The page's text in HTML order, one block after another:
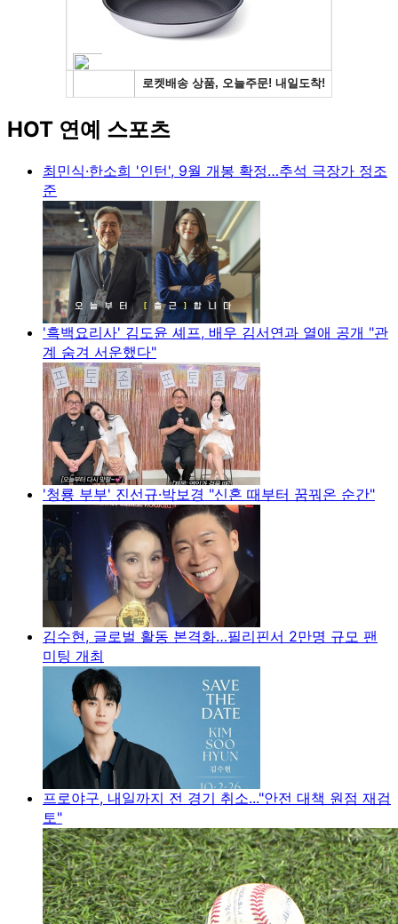
HOT 연예 스포츠
최민식·한소희 '인턴', 9월 개봉 확정…추석 극장가 정조
준
'흑백요리사' 김도윤 셰프, 배우 김서연과 열애 공개 "관
계 숨겨 서운했다"
'청룡 부부' 진선규·박보경 "신혼 때부터 꿈꿔온 순간"
김수현, 글로벌 활동 본격화…필리핀서 2만명 규모 팬
미팅 개최
프로야구, 내일까지 전 경기 취소..."안전 대책 원점 재검
토"